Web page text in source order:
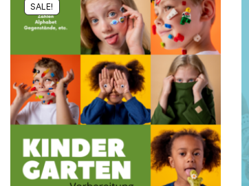
SALE!